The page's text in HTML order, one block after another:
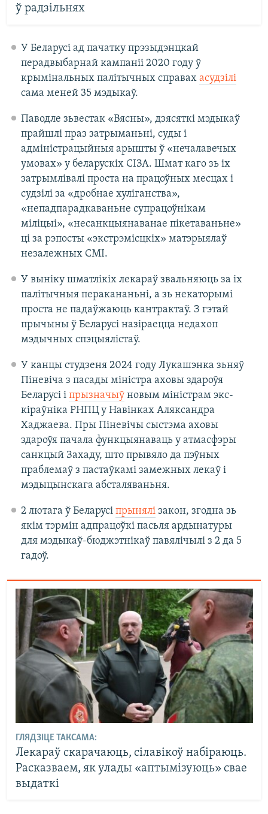
ў радзільнях
У Беларусі ад пачатку прэзыдэнцкай
перадвыбарнай кампаніі 2020 году ў
крымінальных палітычных справах асудзілі
сама меней 35 мэдыкаў.
Паводле зьвестак «Вясны», дзясяткі мэдыкаў
прайшлі праз затрыманьні, суды і
адміністрацыйныя арышты ў «нечалавечых
умовах» у беларускіх СІЗА. Шмат каго зь іх
затрымлівалі проста на працоўных месцах і
судзілі за «дробнае хуліганства»,
«непадпарадкаваньне супрацоўнікам
міліцыі», «несанкцыянаванае пікетаваньне»
ці за рэпосты «экстрэмісцкіх» матэрыялаў
незалежных СМІ.
У выніку шматлікіх лекараў звальняюць за іх
палітычныя перакананьні, а зь некаторымі
проста не падаўжаюць кантрактаў. З гэтай
прычыны ў Беларусі назіраецца недахоп
мэдычных спэцыялістаў.
У канцы студзеня 2024 году Лукашэнка зьняў
Піневіча з пасады міністра аховы здароўя
Беларусі і прызначыўновым міністрам экс-
кіраўніка РНПЦ у Навінках Аляксандра
Хаджаева. Пры Піневічы сыстэма аховы
здароўя пачала функцыянаваць у атмасфэры
санкцый Захаду, што прывяло да пэўных
праблемаў з пастаўкамі замежных лекаў і
мэдыцынскага абсталяваньня.
2 лютага ў Беларусі прынялізакон, згодна зь
якім тэрмін адпрацоўкі пасьля ардынатуры
для мэдыкаў-бюджэтнікаў павялічылі з 2 да 5
гадоў.
ГЛЯДЗІЦЕ ТАКСАМА:
Лекараў скарачаюць, сілавікоў набіраюць.
Расказваем, як улады «аптымізуюць» свае
выдаткі